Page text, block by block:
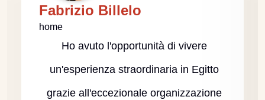
Fabrizio Billelo
home
Ho avuto l'opportunità di vivere
un'esperienza straordinaria in Egitto
grazie all'eccezionale organizzazione